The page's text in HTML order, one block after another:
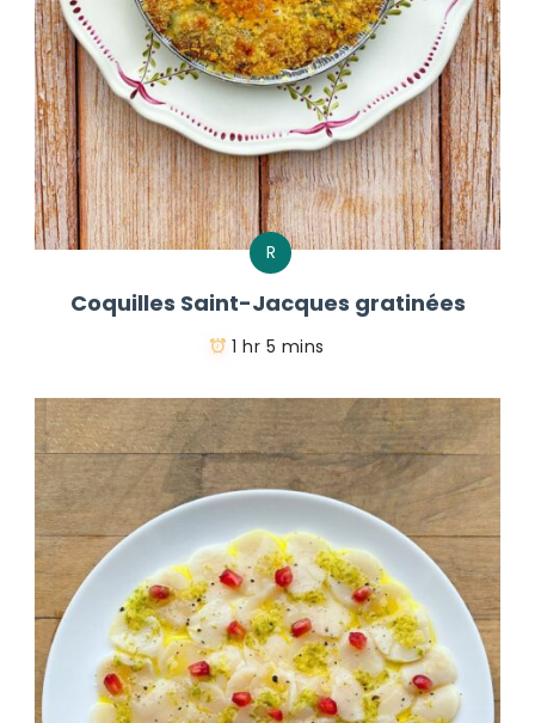
R
Coquilles Saint-Jacques gratinées
1 hr 5 mins